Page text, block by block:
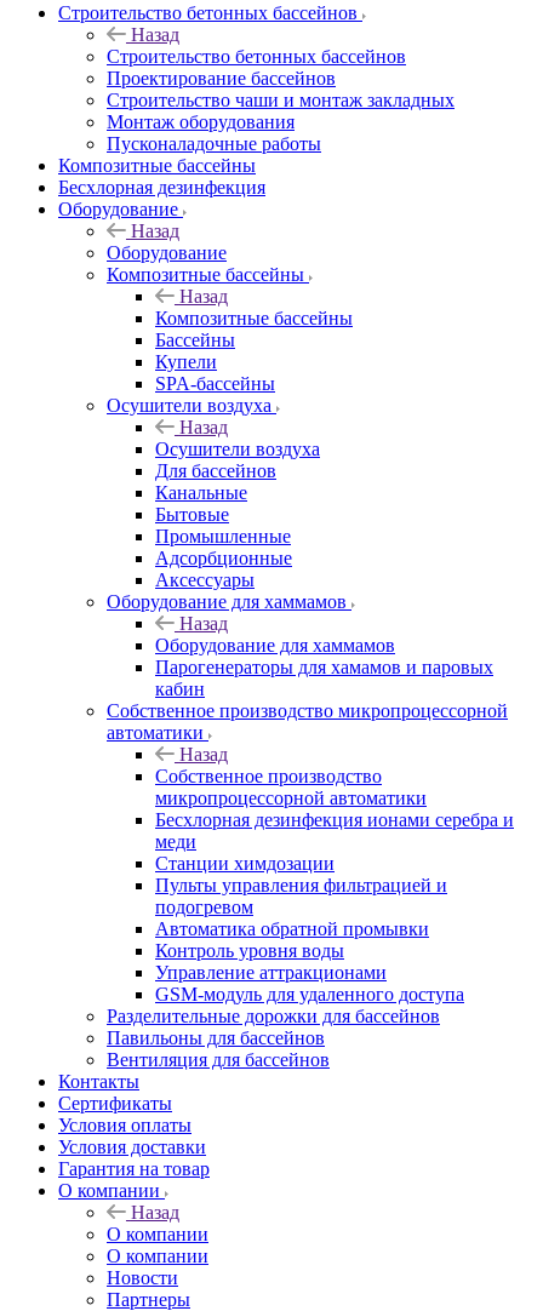
Строительство бетонных бассейнов
Назад
Строительство бетонных бассейнов
Проектирование бассейнов
Строительство чаши и монтаж закладных
Монтаж оборудования
Пусконаладочные работы
Композитные бассейны
Бесхлорная дезинфекция
Оборудование
Назад
Оборудование
Композитные бассейны
Назад
Композитные бассейны
Бассейны
Купели
SPA-бассейны
Осушители воздуха
Назад
Осушители воздуха
Для бассейнов
Канальные
Бытовые
Промышленные
Адсорбционные
Аксессуары
Оборудование для хаммамов
Назад
Оборудование для хаммамов
Парогенераторы для хамамов и паровых
кабин
Собственное производство микропроцессорной
автоматики
Назад
Собственное производство
микропроцессорной автоматики
Беcхлорная дезинфекция ионами серебра и
меди
Станции химдозации
Пульты управления фильтрацией и
подогревом
Автоматика обратной промывки
Контроль уровня воды
Управление аттракционами
GSM-модуль для удаленного доступа
Разделительные дорожки для бассейнов
Павильоны для бассейнов
Вентиляция для бассейнов
Контакты
Сертификаты
Условия оплаты
Условия доставки
Гарантия на товар
О компании
Назад
О компании
О компании
Новости
Партнеры